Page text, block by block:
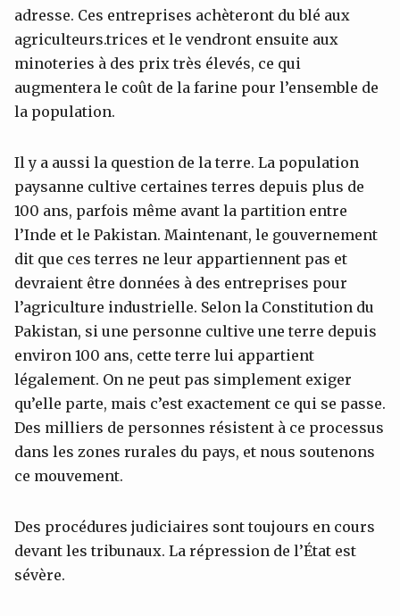
adresse. Ces entreprises achèteront du blé aux
agriculteurs.trices et le vendront ensuite aux
minoteries à des prix très élevés, ce qui
augmentera le coût de la farine pour l’ensemble de
la population.
Il y a aussi la question de la terre. La population
paysanne cultive certaines terres depuis plus de
100 ans, parfois même avant la partition entre
l’Inde et le Pakistan. Maintenant, le gouvernement
dit que ces terres ne leur appartiennent pas et
devraient être données à des entreprises pour
l’agriculture industrielle. Selon la Constitution du
Pakistan, si une personne cultive une terre depuis
environ 100 ans, cette terre lui appartient
légalement. On ne peut pas simplement exiger
qu’elle parte, mais c’est exactement ce qui se passe.
Des milliers de personnes résistent à ce processus
dans les zones rurales du pays, et nous soutenons
ce mouvement.
Des procédures judiciaires sont toujours en cours
devant les tribunaux. La répression de l’État est
sévère.